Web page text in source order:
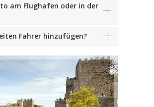
am Flughafen oder in der
Fahrer hinzufügen?